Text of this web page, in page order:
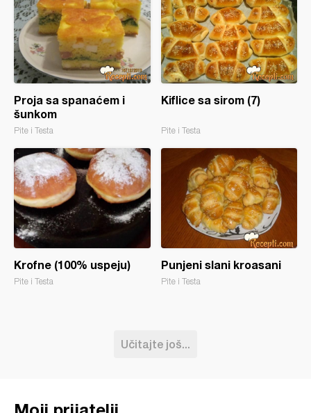
Proja sa spanaćem i
šunkom
Pite i Testa
Kiflice sa sirom (7)
Pite i Testa
Krofne (100% uspeju)
Pite i Testa
Punjeni slani kroasani
Pite i Testa
Učitajte još...